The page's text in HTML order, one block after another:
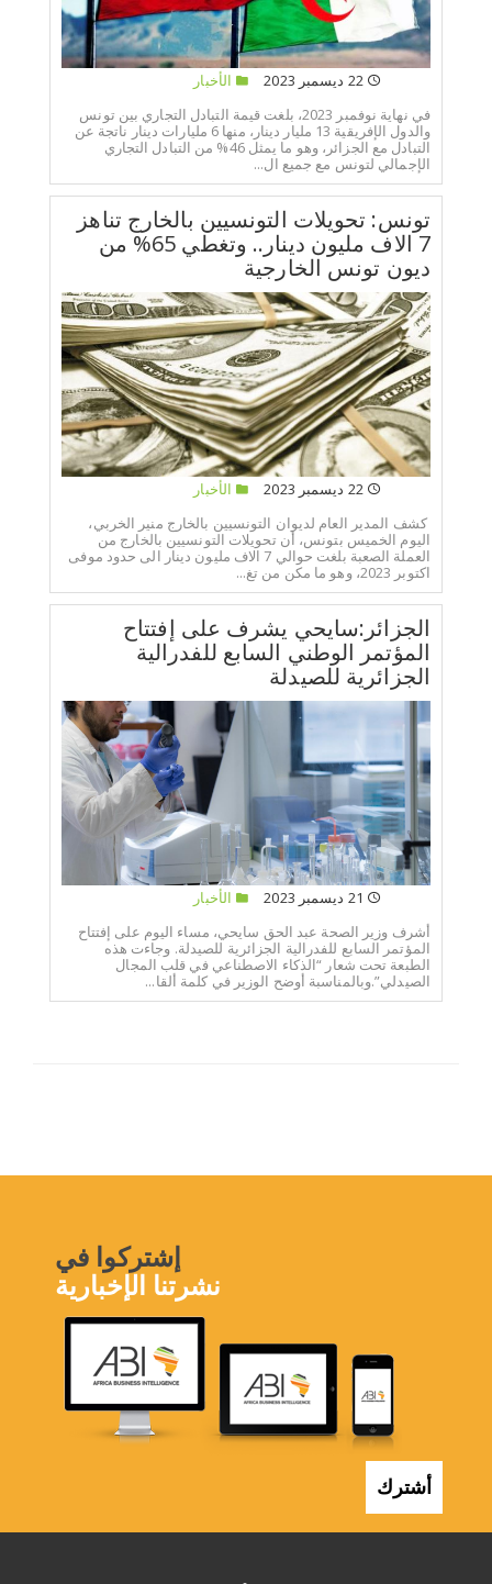
22 ديسمبر 2023
الأخبار
في نهاية نوفمبر 2023، بلغت قيمة التبادل التجاري بين تونس
والدول الإفريقية 13 مليار دينار، منها 6 مليارات دينار ناتجة عن
التبادل مع الجزائر، وهو ما يمثل 46% من التبادل التجاري
الإجمالي لتونس مع جميع ال...
تونس: تحويلات التونسيين بالخارج تناهز
7 الاف مليون دينار.. وتغطي 65% من
ديون تونس الخارجية
22 ديسمبر 2023
الأخبار
كشف المدير العام لديوان التونسيين بالخارج منير الخربي،
اليوم الخميس بتونس، أن تحويلات التونسيين بالخارج من
العملة الصعبة بلغت حوالي 7 الاف مليون دينار الى حدود موفى
اكتوبر 2023، وهو ما مكن من تغ...
الجزائر:سايحي يشرف على إفتتاح
المؤتمر الوطني السابع للفدرالية
الجزائرية للصيدلة
الأخبار
أشرف وزير الصحة عبد الحق سايحي، مساء اليوم على إفتتاح
المؤتمر السابع للفدرالية الجزائرية للصيدلة. وجاءت هذه
الطبعة تحت شعار “الذكاء الاصطناعي في قلب المجال
الصيدلي”.وبالمناسبة أوضح الوزير في كلمة ألقا...
إشتركوا في
نشرتنا الإخبارية
أشترك